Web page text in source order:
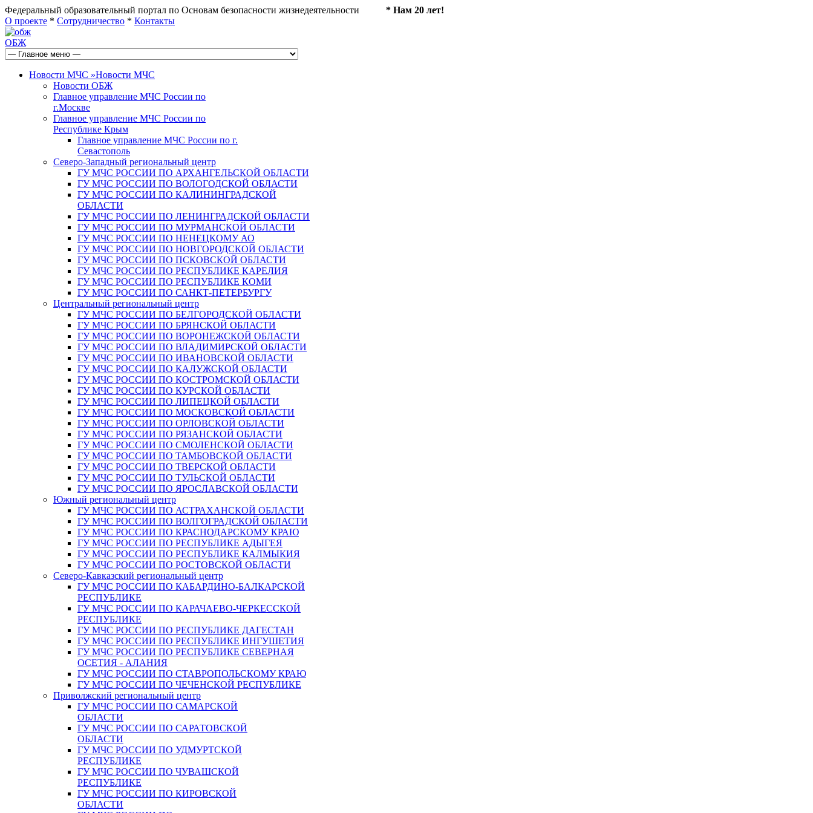
Федеральный образовательный портал по Основам безопасности жизнедеятельности * Нам 20 лет!
О проекте * Сотрудничество * Контакты
ОБЖ
Новости МЧС »Новости МЧС
Новости ОБЖ
Главное управление МЧС России по
г.Москве
Главное управление МЧС России по
Республике Крым
Главное управление МЧС России по г.
Севастополь
Северо-Западный региональный центр
ГУ МЧС РОССИИ ПО АРХАНГЕЛЬСКОЙ ОБЛАСТИ
ГУ МЧС РОССИИ ПО ВОЛОГОДСКОЙ ОБЛАСТИ
ГУ МЧС РОССИИ ПО КАЛИНИНГРАДСКОЙ
ОБЛАСТИ
ГУ МЧС РОССИИ ПО ЛЕНИНГРАДСКОЙ ОБЛАСТИ
ГУ МЧС РОССИИ ПО МУРМАНСКОЙ ОБЛАСТИ
ГУ МЧС РОССИИ ПО НЕНЕЦКОМУ АО
ГУ МЧС РОССИИ ПО НОВГОРОДСКОЙ ОБЛАСТИ
ГУ МЧС РОССИИ ПО ПСКОВСКОЙ ОБЛАСТИ
ГУ МЧС РОССИИ ПО РЕСПУБЛИКЕ КАРЕЛИЯ
ГУ МЧС РОССИИ ПО РЕСПУБЛИКЕ КОМИ
ГУ МЧС РОССИИ ПО САНКТ-ПЕТЕРБУРГУ
Центральный региональный центр
ГУ МЧС РОССИИ ПО БЕЛГОРОДСКОЙ ОБЛАСТИ
ГУ МЧС РОССИИ ПО БРЯНСКОЙ ОБЛАСТИ
ГУ МЧС РОССИИ ПО ВОРОНЕЖСКОЙ ОБЛАСТИ
ГУ МЧС РОССИИ ПО ВЛАДИМИРСКОЙ ОБЛАСТИ
ГУ МЧС РОССИИ ПО ИВАНОВСКОЙ ОБЛАСТИ
ГУ МЧС РОССИИ ПО КАЛУЖСКОЙ ОБЛАСТИ
ГУ МЧС РОССИИ ПО КОСТРОМСКОЙ ОБЛАСТИ
ГУ МЧС РОССИИ ПО КУРСКОЙ ОБЛАСТИ
ГУ МЧС РОССИИ ПО ЛИПЕЦКОЙ ОБЛАСТИ
ГУ МЧС РОССИИ ПО МОСКОВСКОЙ ОБЛАСТИ
ГУ МЧС РОССИИ ПО ОРЛОВСКОЙ ОБЛАСТИ
ГУ МЧС РОССИИ ПО РЯЗАНСКОЙ ОБЛАСТИ
ГУ МЧС РОССИИ ПО СМОЛЕНСКОЙ ОБЛАСТИ
ГУ МЧС РОССИИ ПО ТАМБОВСКОЙ ОБЛАСТИ
ГУ МЧС РОССИИ ПО ТВЕРСКОЙ ОБЛАСТИ
ГУ МЧС РОССИИ ПО ТУЛЬСКОЙ ОБЛАСТИ
ГУ МЧС РОССИИ ПО ЯРОСЛАВСКОЙ ОБЛАСТИ
Южный региональный центр
ГУ МЧС РОССИИ ПО АСТРАХАНСКОЙ ОБЛАСТИ
ГУ МЧС РОССИИ ПО ВОЛГОГРАДСКОЙ ОБЛАСТИ
ГУ МЧС РОССИИ ПО КРАСНОДАРСКОМУ КРАЮ
ГУ МЧС РОССИИ ПО РЕСПУБЛИКЕ АДЫГЕЯ
ГУ МЧС РОССИИ ПО РЕСПУБЛИКЕ КАЛМЫКИЯ
ГУ МЧС РОССИИ ПО РОСТОВСКОЙ ОБЛАСТИ
Северо-Кавказский региональный центр
ГУ МЧС РОССИИ ПО КАБАРДИНО-БАЛКАРСКОЙ
РЕСПУБЛИКЕ
ГУ МЧС РОССИИ ПО КАРАЧАЕВО-ЧЕРКЕССКОЙ
РЕСПУБЛИКЕ
ГУ МЧС РОССИИ ПО РЕСПУБЛИКЕ ДАГЕСТАН
ГУ МЧС РОССИИ ПО РЕСПУБЛИКЕ ИНГУШЕТИЯ
ГУ МЧС РОССИИ ПО РЕСПУБЛИКЕ СЕВЕРНАЯ
ОСЕТИЯ - АЛАНИЯ
ГУ МЧС РОССИИ ПО СТАВРОПОЛЬСКОМУ КРАЮ
ГУ МЧС РОССИИ ПО ЧЕЧЕНСКОЙ РЕСПУБЛИКЕ
Приволжский региональный центр
ГУ МЧС РОССИИ ПО САМАРСКОЙ
ОБЛАСТИ
ГУ МЧС РОССИИ ПО САРАТОВСКОЙ
ОБЛАСТИ
ГУ МЧС РОССИИ ПО УДМУРТСКОЙ
РЕСПУБЛИКЕ
ГУ МЧС РОССИИ ПО ЧУВАШСКОЙ
РЕСПУБЛИКЕ
ГУ МЧС РОССИИ ПО КИРОВСКОЙ
ОБЛАСТИ